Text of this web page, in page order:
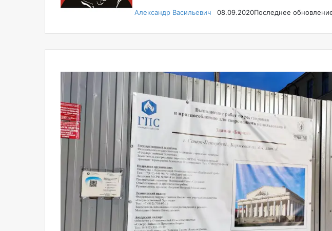
Александр Васильевич 08.09.2020Последнее